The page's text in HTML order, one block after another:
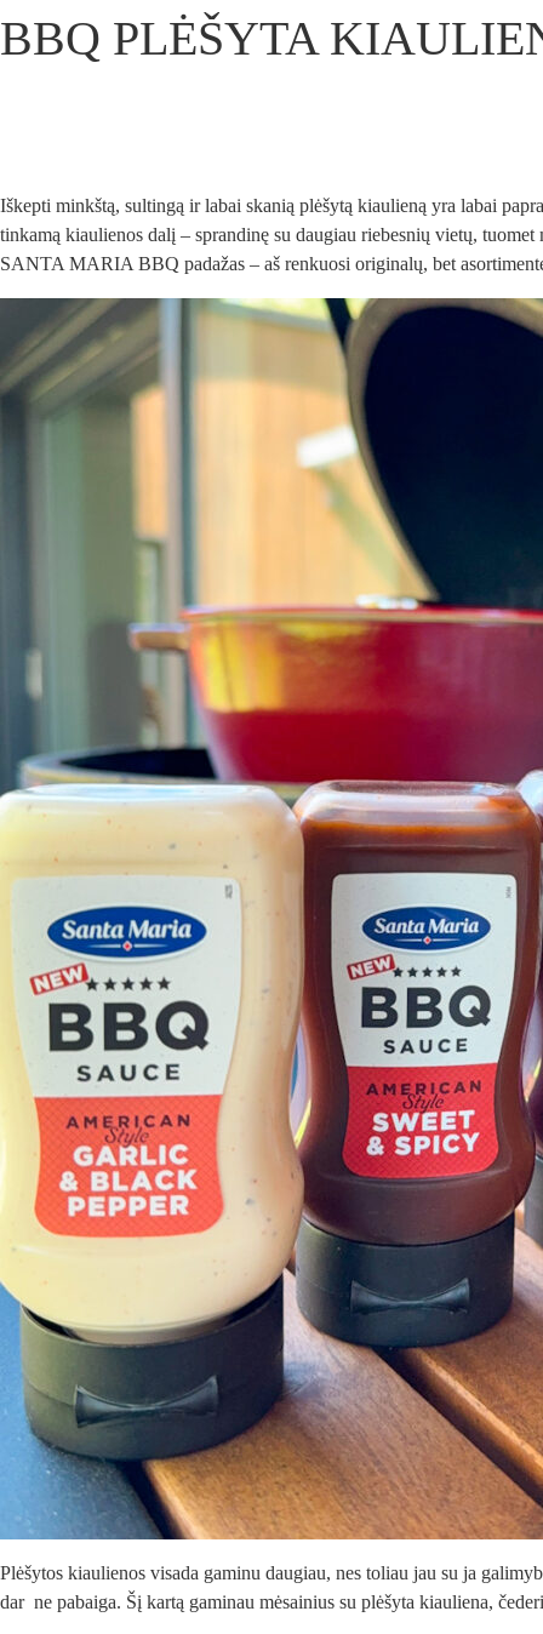
BBQ PLĖŠYTA
Iškepti minkštą, sultingą ir labai skanią plėšytą kiaulieną yra labai
tinkamą kiaulienos dalį – sprandinę su daugiau riebesnių vietų,
SANTA MARIA BBQ padažas – aš renkuosi originalų, bet
Plėšytos kiaulienos visada gaminu daugiau, nes toliau jau su ja
dar ne pabaiga. Šį kartą gaminau mėsainius su plėšyta kiauliena,